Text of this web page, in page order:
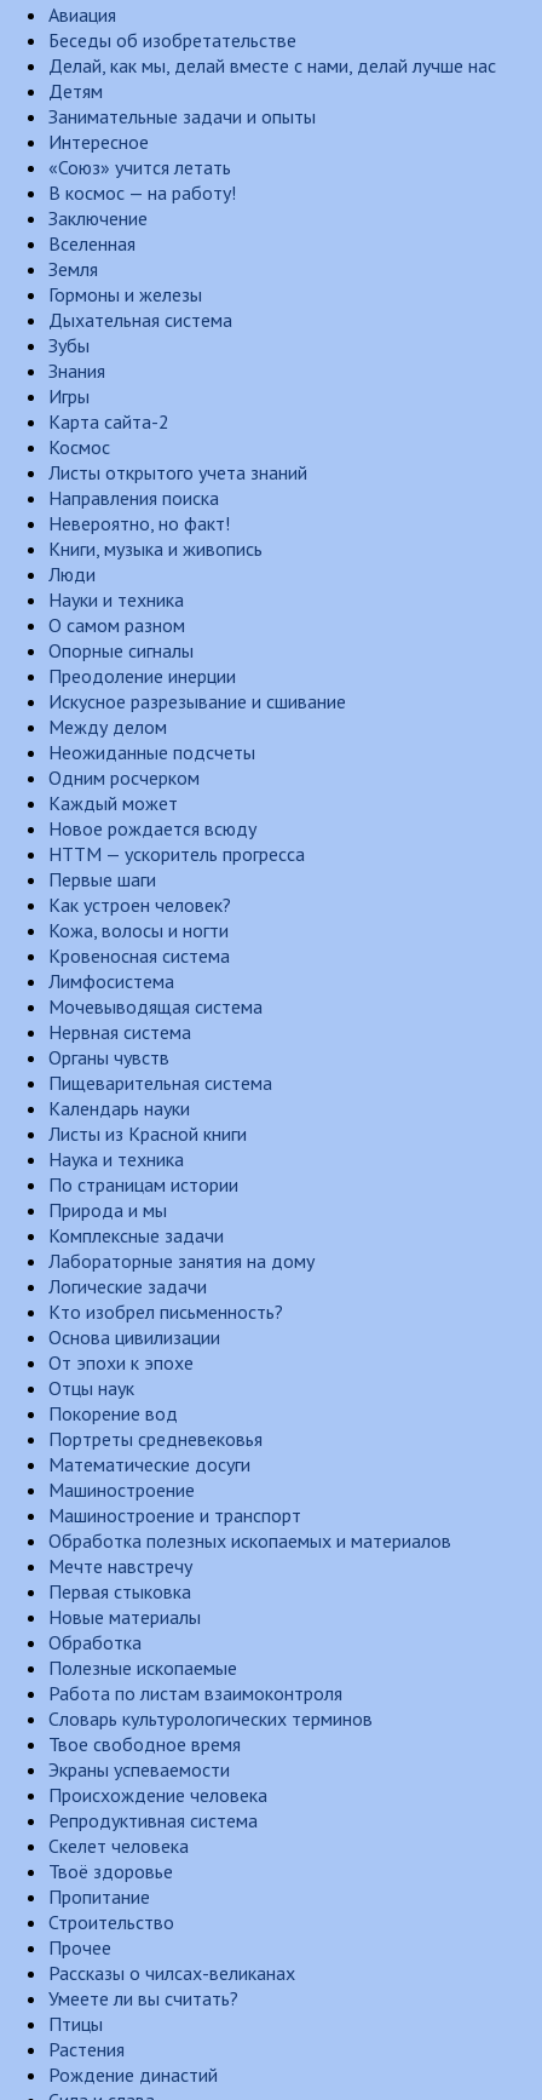
Авиация
Беседы об изобретательстве
Делай, как мы, делай вместе с нами, делай лучше нас
Детям
Занимательные задачи и опыты
Интересное
«Союз» учится летать
В космос — на работу!
Заключение
Вселенная
Земля
Гормоны и железы
Дыхательная система
Зубы
Знания
Игры
Карта сайта-2
Космос
Листы открытого учета знаний
Направления поиска
Невероятно, но факт!
Книги, музыка и живопись
Люди
Науки и техника
О самом разном
Опорные сигналы
Преодоление инерции
Искусное разрезывание и сшивание
Между делом
Неожиданные подсчеты
Одним росчерком
Каждый может
Новое рождается всюду
НТТМ — ускоритель прогресса
Первые шаги
Как устроен человек?
Кожа, волосы и ногти
Кровеносная система
Лимфосистема
Мочевыводящая система
Нервная система
Органы чувств
Пищеварительная система
Календарь науки
Листы из Красной книги
Наука и техника
По страницам истории
Природа и мы
Комплексные задачи
Лабораторные занятия на дому
Логические задачи
Кто изобрел письменность?
Основа цивилизации
От эпохи к эпохе
Отцы наук
Покорение вод
Портреты средневековья
Математические досуги
Машиностроение
Машиностроение и транспорт
Обработка полезных ископаемых и материалов
Мечте навстречу
Первая стыковка
Новые материалы
Обработка
Полезные ископаемые
Работа по листам взаимоконтроля
Словарь культурологических терминов
Твое свободное время
Экраны успеваемости
Происхождение человека
Репродуктивная система
Скелет человека
Твоё здоровье
Пропитание
Строительство
Прочее
Рассказы о чилсах-великанах
Умеете ли вы считать?
Птицы
Растения
Рождение династий